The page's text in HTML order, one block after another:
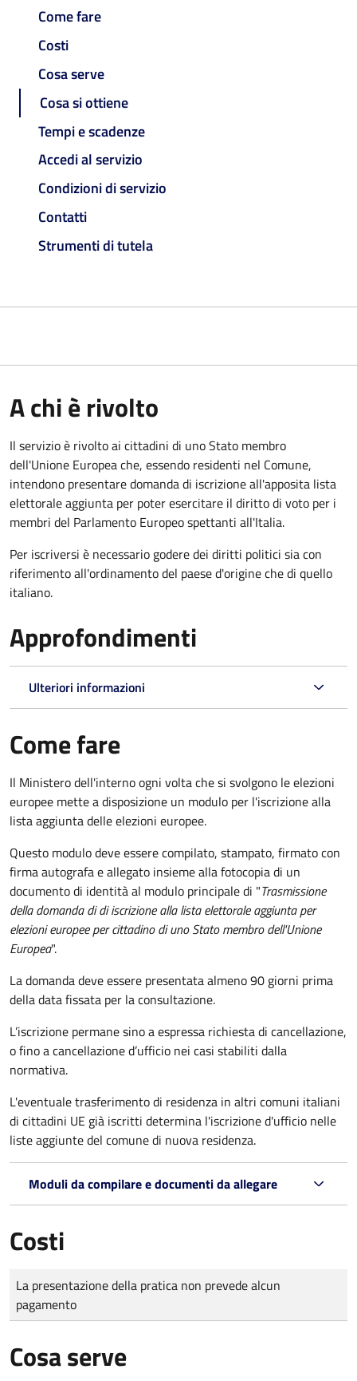
Come fare
Costi
Cosa serve
Cosa si ottiene
Tempi e scadenze
Accedi al servizio
Condizioni di servizio
Contatti
Strumenti di tutela
A chi è rivolto
Il servizio è rivolto ai cittadini di uno Stato membro
dell'Unione Europea che, essendo residenti nel Comune,
intendono presentare domanda di iscrizione all'apposita lista
elettorale aggiunta per poter esercitare il diritto di voto per i
membri del Parlamento Europeo spettanti all'Italia.
Per iscriversi è necessario godere dei diritti politici sia con
riferimento all'ordinamento del paese d'origine che di quello
italiano.
Approfondimenti
Ulteriori informazioni
Come fare
Il Ministero dell'interno ogni volta che si svolgono le elezioni
europee mette a disposizione un modulo per l'iscrizione alla
lista aggiunta delle elezioni europee.
Questo modulo deve essere compilato, stampato, firmato con
firma autografa e allegato insieme alla fotocopia di un
documento di identità al modulo principale di "Trasmissione
della domanda di di iscrizione alla lista elettorale aggiunta per
elezioni europee per cittadino di uno Stato membro dell'Unione
Europea".
La domanda deve essere presentata almeno 90 giorni prima
della data fissata per la consultazione.
L’iscrizione permane sino a espressa richiesta di cancellazione,
o fino a cancellazione d’ufficio nei casi stabiliti dalla
normativa.
L'eventuale trasferimento di residenza in altri comuni italiani
di cittadini UE già iscritti determina l'iscrizione d'ufficio nelle
liste aggiunte del comune di nuova residenza.
Moduli da compilare e documenti da allegare
Costi
Tipo di pagamento
Importo
La presentazione della pratica non prevede alcun
pagamento
Cosa serve